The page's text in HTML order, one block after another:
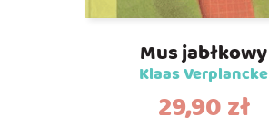
Mus jabłkowy
Klaas Verplancke
29,90zł